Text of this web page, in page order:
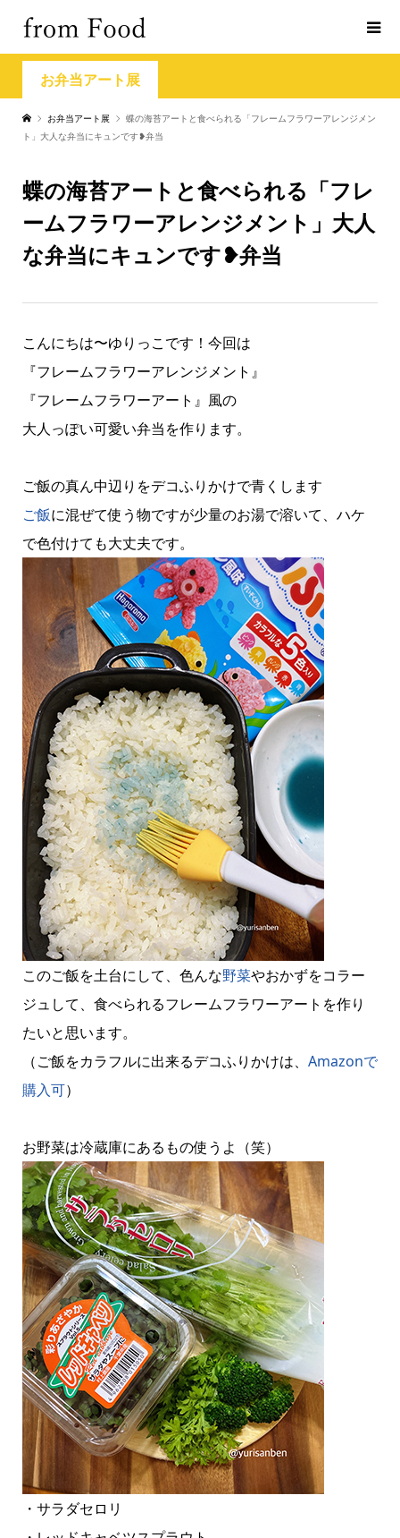
お弁当アート展
お弁当アート展
蝶の海苔アートと食べられる「フレームフラワーアレンジメン
ト」大人な弁当にキュンです❥弁当
蝶の海苔アートと食べられる「フレ
ームフラワーアレンジメント」大人
な弁当にキュンです❥弁当
こんにちは〜ゆりっこです！今回は
『フレームフラワーアレンジメント』
『フレームフラワーアート』風の
大人っぽい可愛い弁当を作ります。
ご飯の真ん中辺りをデコふりかけで青くします
ご飯に混ぜて使う物ですが少量のお湯で溶いて、ハケ
で色付けても大丈夫です。
このご飯を土台にして、色んな野菜やおかずをコラー
ジュして、食べられるフレームフラワーアートを作り
たいと思います。
（ご飯をカラフルに出来るデコふりかけは、 Amazonで
購入可）
お野菜は冷蔵庫にあるもの使うよ（笑）
・サラダセロリ